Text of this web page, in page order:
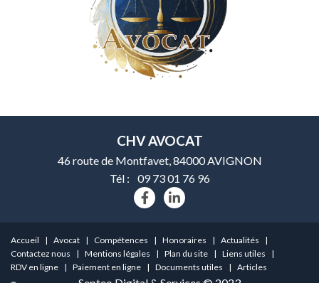
CHV AVOCAT
46 route de Montfavet, 84000 AVIGNON
Tél :
09 73 01 76 96
Accueil Avocat Compétences Honoraires
Actualités
Contactez nous
Mentions légales Plan du site
Liens utiles
RDV en ligne
Paiement en ligne Documents utiles Articles